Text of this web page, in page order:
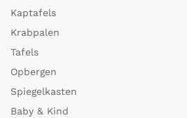
Kaptafels
Krabpalen
Tafels
Opbergen
Spiegelkasten
Baby & Kind